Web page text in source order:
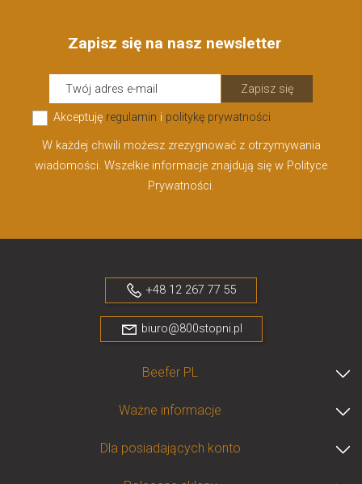
Zapisz się na nasz newsletter
Zapisz się
Akceptuję regulamin i politykę prywatności
W każdej chwili możesz zrezygnować z otrzymywania
wiadomości. Wszelkie informacje znajdują się w Polityce
Prywatności.
+48 12 267 77 55
biuro@800stopni.pl
Beefer PL
Ważne informacje
Dla posiadających konto